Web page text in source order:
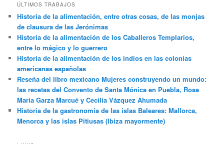
ÚLTIMOS TRABAJOS
Historia de la alimentación, entre otras cosas, de las monjas
de clausura de las Jerónimas
Historia de la alimentación de los Caballeros Templarios,
entre lo mágico y lo guerrero
Historia de la alimentación de los indios en las colonias
americanas españolas
Reseña del libro mexicano Mujeres construyendo un mundo:
las recetas del Convento de Santa Mónica en Puebla, Rosa
María Garza Marcué y Cecilia Vázquez Ahumada
Historia de la gastronomía de las islas Baleares: Mallorca,
Menorca y las islas Pitiusas (Ibiza mayormente)